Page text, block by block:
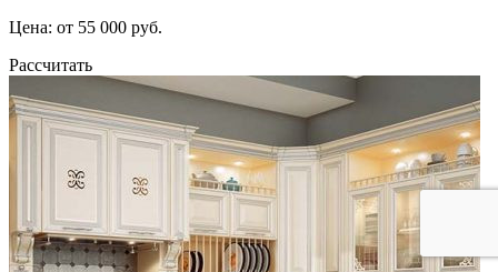
Цена: от 55 000 руб.
Рассчитать